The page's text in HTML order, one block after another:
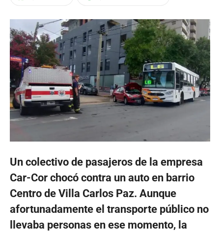
Un colectivo de pasajeros de la empresa
Car-Cor chocó contra un auto en barrio
Centro de Villa Carlos Paz. Aunque
afortunadamente el transporte público no
llevaba personas en ese momento, la